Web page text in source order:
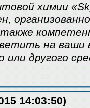
химии
на ваши
или другого
14:03:50)